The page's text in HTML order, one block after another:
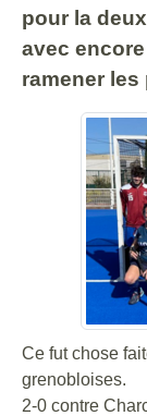
pour la
avec
ramener les
Ce fut chose
grenobloises.
2-0 contre